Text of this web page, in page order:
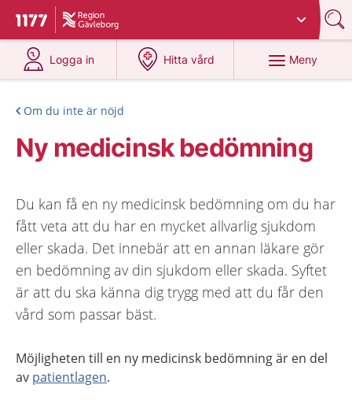
Till startsidan för 1177
Du har valt region
Logga in
på 1177.se
Hitta vård
på 1177.se
Meny
Om du inte är nöjd
Ny medicinsk bedömning
Du kan få en ny medicinsk bedömning om du har
fått veta att du har en mycket allvarlig sjukdom
eller skada. Det innebär att en annan läkare gör
en bedömning av din sjukdom eller skada. Syftet
är att du ska känna dig trygg med att du får den
vård som passar bäst.
Möjligheten till en ny medicinsk bedömning är en del
av patientlagen.